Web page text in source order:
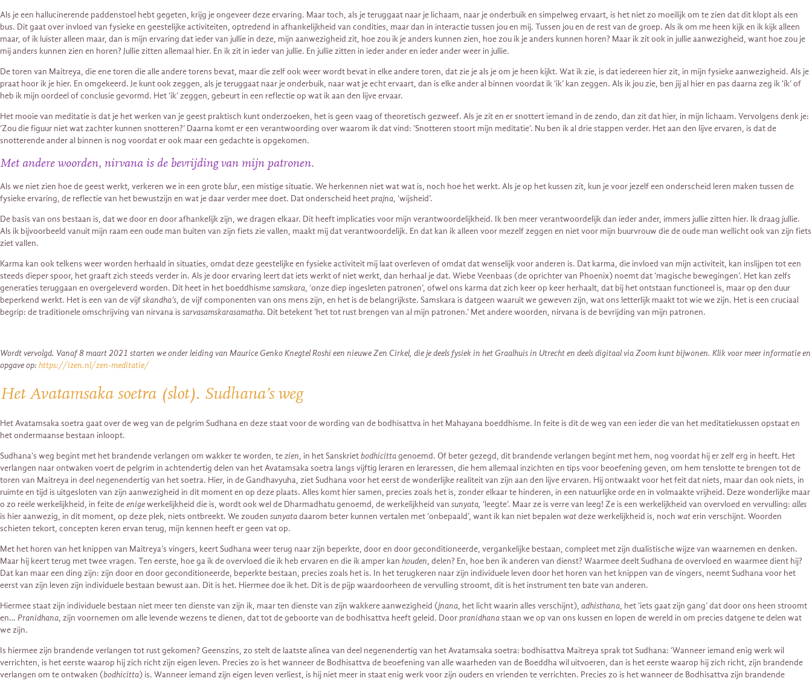
Als je een hallucinerende paddenstoel hebt gegeten, krijg je ongeveer deze ervaring. Maar toch, als je teruggaat naar je lichaam, naar je onderbuik en simpelweg ervaart, is het niet zo moeilijk om te zien dat dit klopt als een
bus. Dit gaat over invloed van fysieke en geestelijke activiteiten, optredend in afhankelijkheid van condities, maar dan in interactie tussen jou en mij. Tussen jou en de rest van de groep. Als ik om me heen kijk en ik kijk alleen
maar, of ik luister alleen maar, dan is mijn ervaring dat ieder van jullie in deze, mijn aanwezigheid zit, hoe zou ik je anders kunnen zien, hoe zou ik je anders kunnen horen? Maar ik zit ook in jullie aanwezigheid, want hoe zou je
mij anders kunnen zien en horen? Jullie zitten allemaal hier. En ik zit in ieder van jullie. En jullie zitten in ieder ander en ieder ander weer in jullie.
De toren van Maitreya, die ene toren die alle andere torens bevat, maar die zelf ook weer wordt bevat in elke andere toren, dat zie je als je om je heen kijkt. Wat ik zie, is dat iedereen hier zit, in mijn fysieke aanwezigheid. Als je
praat hoor ik je hier. En omgekeerd. Je kunt ook zeggen, als je teruggaat naar je onderbuik, naar wat je echt ervaart, dan is elke ander al binnen voordat ik ‘ik’ kan zeggen. Als ik jou zie, ben jij al hier en pas daarna zeg ik ‘ík’ of
heb ik mijn oordeel of conclusie gevormd. Het ‘ik’ zeggen, gebeurt in een reflectie op wat ik aan den lijve ervaar.
Het mooie van meditatie is dat je het werken van je geest praktisch kunt onderzoeken, het is geen vaag of theoretisch gezweef. Als je zit en er snottert iemand in de zendo, dan zit dat hier, in mijn lichaam. Vervolgens denk je:
‘Zou die figuur niet wat zachter kunnen snotteren?’ Daarna komt er een verantwoording over waarom ik dat vind: ‘Snotteren stoort mijn meditatie’. Nu ben ik al drie stappen verder. Het aan den lijve ervaren, is dat de
snotterende ander al binnen is nog voordat er ook maar een gedachte is opgekomen.
Met andere woorden, nirvana is de bevrijding van mijn patronen.
Als we niet zien hoe de geest werkt, verkeren we in een grote blur, een mistige situatie. We herkennen niet wat wat is, noch hoe het werkt. Als je op het kussen zit, kun je voor jezelf een onderscheid leren maken tussen de
fysieke ervaring, de reflectie van het bewustzijn en wat je daar verder mee doet. Dat onderscheid heetprajna, ‘wijsheid’.
De basis van ons bestaan is, dat we door en door afhankelijk zijn, we dragen elkaar. Dit heeft implicaties voor mijn verantwoordelijkheid. Ik ben meer verantwoordelijk dan ieder ander, immers jullie zitten hier. Ik draag jullie.
Als ik bijvoorbeeld vanuit mijn raam een oude man buiten van zijn fiets zie vallen, maakt mij dat verantwoordelijk. En dat kan ik alleen voor mezelf zeggen en niet voor mijn buurvrouw die de oude man wellicht ook van zijn fiets
ziet vallen.
Karma kan ook telkens weer worden herhaald in situaties, omdat deze geestelijke en fysieke activiteit mij laat overleven of omdat dat wenselijk voor anderen is. Dat karma, die invloed van mijn activiteit, kan inslijpen tot een
steeds dieper spoor, het graaft zich steeds verder in. Als je door ervaring leert dat iets werkt of niet werkt, dan herhaal je dat. Wiebe Veenbaas (de oprichter van Phoenix) noemt dat ‘magische bewegingen’. Het kan zelfs
generaties teruggaan en overgeleverd worden. Dit heet in het boeddhismesamskara, ‘onze diep ingesleten patronen’, ofwel ons karma dat zich keer op keer herhaalt, dat bij het ontstaan functioneel is, maar op den duur
beperkend werkt. Het is een van de vijfskandha’s, de vijf componenten van ons mens zijn, en het is de belangrijkste. Samskara is datgeen waaruit we geweven zijn, wat ons letterlijk maakt tot wie we zijn. Het is een cruciaal
begrip: de traditionele omschrijving van nirvana is sarvasamskarasamatha. Dit betekent ‘het tot rust brengen van al mijn patronen.’ Met andere woorden, nirvana is de bevrijding van mijn patronen.
Wordt vervolgd. Vanaf 8 maart 2021 starten we onder leiding van Maurice Genko Knegtel Roshi een nieuwe Zen Cirkel, die je deels fysiek in het Graalhuis in Utrecht en deels digitaal via Zoom kunt bijwonen. Klik voor meer informatie en
opgave op: https://izen.nl/zen-meditatie/
Het Avatamsaka soetra (slot). Sudhana’s weg
Het Avatamsaka soetra gaat over de weg van de pelgrim Sudhana en deze staat voor de wording van de bodhisattva in het Mahayana boeddhisme. In feite is dit de weg van een ieder die van het meditatiekussen opstaat en
het ondermaanse bestaan inloopt.
Sudhana’s weg begint met het brandende verlangen om wakker te worden, tezien, in het Sanskrietbodhicittagenoemd. Of beter gezegd, dit brandende verlangen begint met hem, nog voordat hij er zelf erg in heeft. Het
verlangen naar ontwaken voert de pelgrim in achtendertig delen van het Avatamsaka soetra langs vijftig leraren en leraressen, die hem allemaal inzichten en tips voor beoefening geven, om hem tenslotte te brengen tot de
toren van Maitreya in deel negenendertig van het soetra. Hier, in de Gandhavyuha, ziet Sudhana voor het eerst de wonderlijke realiteit van zijn aan den lijve ervaren. Hij ontwaakt voor het feit dat niets, maar dan ook niets, in
ruimte en tijd is uitgesloten van zijn aanwezigheid in dit moment en op deze plaats. Alles komt hier samen, precies zoals het is, zonder elkaar te hinderen, in een natuurlijke orde en in volmaakte vrijheid. Deze wonderlijke maar
o zo reële werkelijkheid, in feite deenigewerkelijkheid die is, wordt ook wel de Dharmadhatu genoemd, de werkelijkheid van sunyata, ‘leegte’. Maar ze is verre van leeg! Ze is een werkelijkheid van overvloed en vervulling: alles
is hier aanwezig, in dit moment, op deze plek, niets ontbreekt. We zouden sunyatadaarom beter kunnen vertalen met ‘onbepaald’, want ik kan niet bepalen watdeze werkelijkheid is, noch waterin verschijnt. Woorden
schieten tekort, concepten keren ervan terug, mijn kennen heeft er geen vat op.
Met het horen van het knippen van Maitreya’s vingers, keert Sudhana weer terug naar zijn beperkte, door en door geconditioneerde, vergankelijke bestaan, compleet met zijn dualistische wijze van waarnemen en denken.
Maar hij keert terug met twee vragen. Ten eerste, hoe ga ik de overvloed die ik heb ervaren en die ik amper kan houden, delen? En, hoe ben ik anderen van dienst? Waarmee deelt Sudhana de overvloed en waarmee dient hij?
Dat kan maar een ding zijn: zijn door en door geconditioneerde, beperkte bestaan, precies zoals het is. In het terugkeren naar zijn individuele leven door het horen van het knippen van de vingers, neemt Sudhana voor het
eerst van zijn leven zijn individuele bestaan bewust aan. Dit is het. Hiermee doe ik het. Dit is de pijp waardoorheen de vervulling stroomt, dit is het instrument ten bate van anderen.
Hiermee staat zijn individuele bestaan niet meer ten dienste van zijn ik, maar ten dienste van zijn wakkere aanwezigheid (jnana, het licht waarin alles verschijnt), adhisthana, het ‘iets gaat zijn gang’ dat door ons heen stroomt
en… Pranidhana, zijn voornemen om alle levende wezens te dienen, dat tot de geboorte van de bodhisattva heeft geleid. Doorpranidhanastaan we op van ons kussen en lopen de wereld in om precies datgene te delen wat
we zijn.
Is hiermee zijn brandende verlangen tot rust gekomen? Geenszins, zo stelt de laatste alinea van deel negenendertig van het Avatamsaka soetra: bodhisattva Maitreya sprak tot Sudhana: ‘Wanneer iemand enig werk wil
verrichten, is het eerste waarop hij zich richt zijn eigen leven. Precies zo is het wanneer de Bodhisattva de beoefening van alle waarheden van de Boeddha wil uitvoeren, dan is het eerste waarop hij zich richt, zijn brandende
verlangen om te ontwaken (bodhicitta) is. Wanneer iemand zijn eigen leven verliest, is hij niet meer in staat enig werk voor zijn ouders en vrienden te verrichten. Precies zo is het wanneer de Bodhisattva zijn brandende